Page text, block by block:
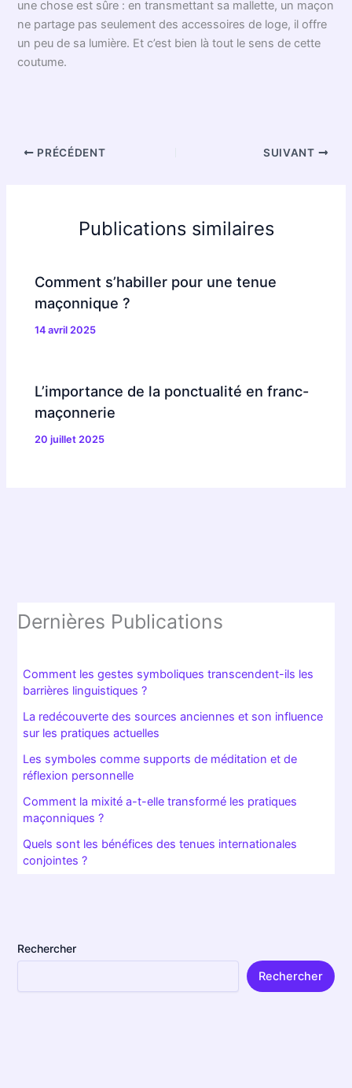
tour est joué. Pourtant, lamallette de franc-maçonest
aussi un écrin pour lessymboles maçonniques, ces
compagnons muets du parcours initiatique. L’équerre et le
compas, gravés ou sous forme de bijoux, ne manquent
être, ou goût du mystère — qui sait…
mémoire de la loge. D’une certaine façon, ces accessoires
de loge deviennent autant d’amulettes, inscrites dans la
des soirs d’intronisation où l’air de la salle semble chargé
d’histoire. Que faut-il retenir ? La dimension pratique
émotionnelle que chaque objet transporte…
Mallette de franc-maçon : personnalisation et transmission
Certains frères, c’est vrai, privilégient la sobriété : juste le
tablier, les gants, une règle. Mais pour d’autres,
mallette maçonnique se peuple d’
accessoires
maçonniques
devient alors vivante, faite
pour durer et évoluer. On y ajoute parfois, avec le temps,